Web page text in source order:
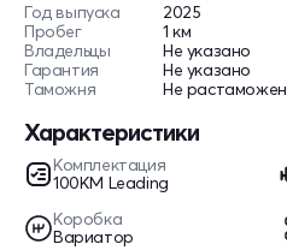
Год выпуска
2025
Пробег
1 км
Владельцы
Не указано
Гарантия
Не указано
Таможня
Не растаможен
Характеристики
Комплектация
100KM Leading
Коробка
Вариатор